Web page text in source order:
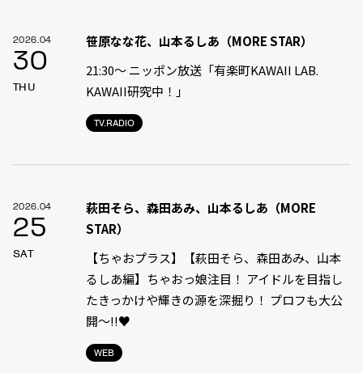
2026.04
30
THU
TV.RADIO
笹原なな花、山本るしあ（MORE STAR）
21:30〜 ニッポン放送「有楽町KAWAII LAB.
KAWAII研究中！」
2026.04
25
SAT
WEB
萩田そら、森田あみ、山本るしあ（MORE
STAR）
【ちゃおプラス】【萩田そら、森田あみ、山本
るしあ編】ちゃおっ娘注目！ アイドルを目指し
たきっかけや輝きの源を深掘り！ プロフも大公
開～!!♥